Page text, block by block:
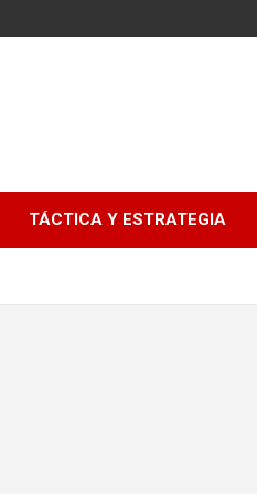
TÁCTICA Y ESTRATEGIA